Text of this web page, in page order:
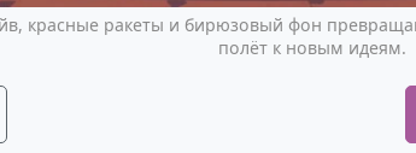
красные ракеты и бирюзовый фон
полёт к новым идеям.